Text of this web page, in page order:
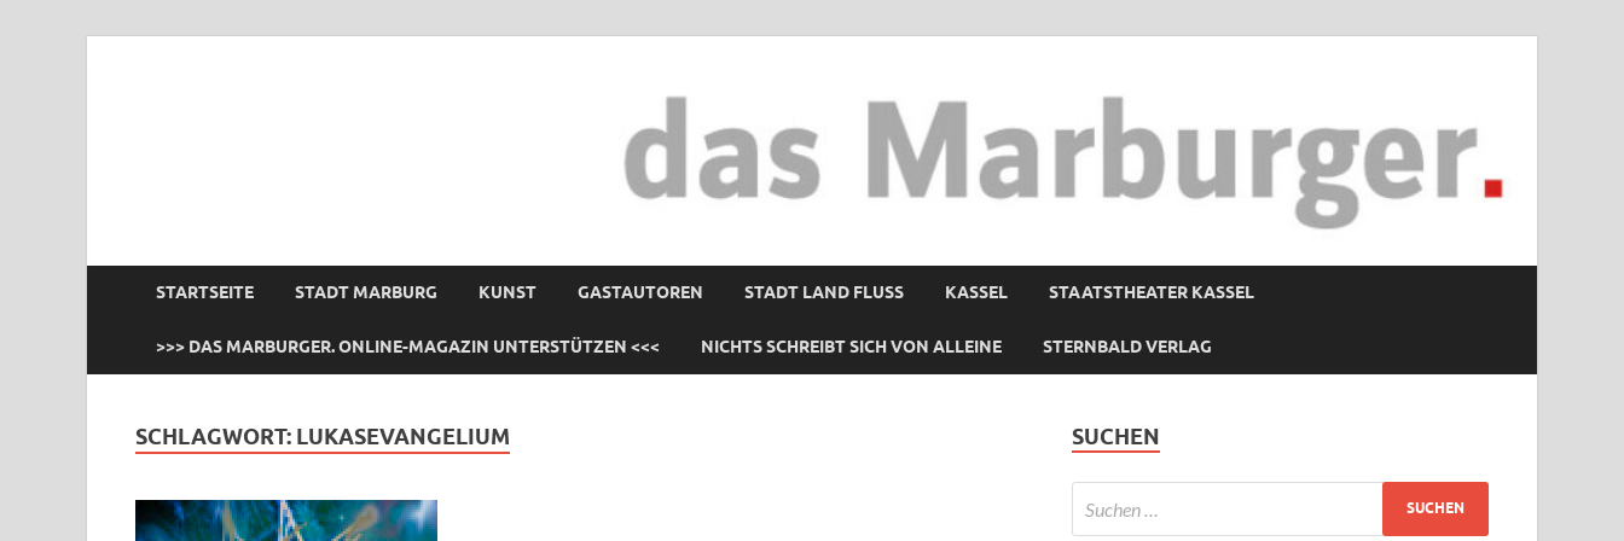
STARTSEITE STADT MARBURG KUNST GASTAUTOREN STADT LAND FLUSS KASSEL STAATSTHEATER KASSEL
>>> DAS MARBURGER. ONLINE-MAGAZIN UNTERSTÜTZEN <<< NICHTS SCHREIBT SICH VON ALLEINE STERNBALD VERLAG
SCHLAGWORT: LUKASEVANGELIUM SUCHEN